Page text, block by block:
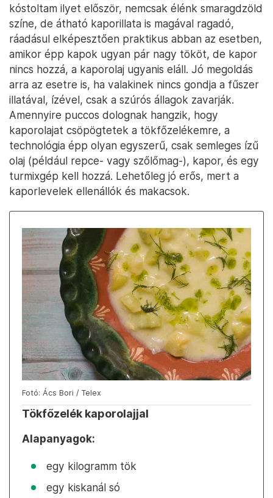
kóstoltam ilyet először, nemcsak élénk smaragdzöld
színe, de átható kaporillata is magával ragadó,
ráadásul elképesztően praktikus abban az esetben,
amikor épp kapok ugyan pár nagy tököt, de kapor
nincs hozzá, a kaporolaj ugyanis eláll. Jó megoldás
arra az esetre is, ha valakinek nincs gondja a fűszer
illatával, ízével, csak a szúrós állagok zavarják.
Amennyire puccos dolognak hangzik, hogy
kaporolajat csöpögtetek a tökfőzelékemre, a
technológia épp olyan egyszerű, csak semleges ízű
olaj (például repce- vagy szőlőmag-), kapor, és egy
turmixgép kell hozzá. Lehetőleg jó erős, mert a
kaporlevelek ellenállók és makacsok.
Fotó: Ács Bori / Telex
Tökfőzelék kaporolajjal
Alapanyagok:
egy kilogramm tök
egy kiskanál só